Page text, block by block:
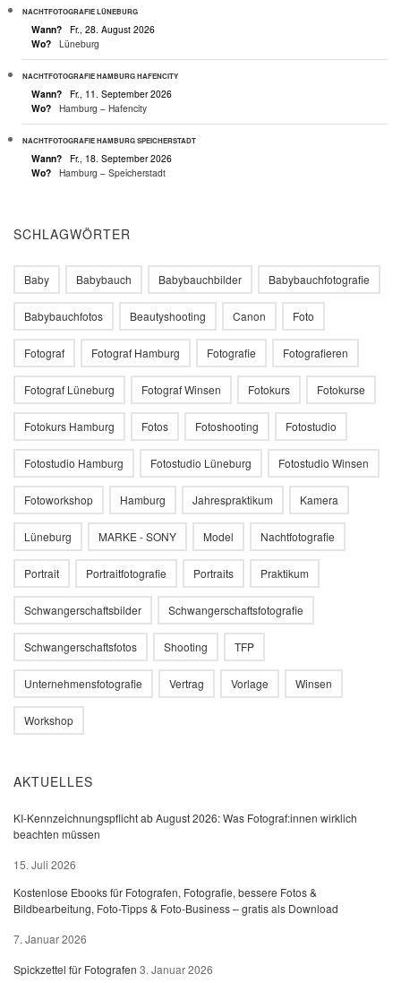
NACHTFOTOGRAFIE LÜNEBURG
Wann?
Fr., 28. August 2026
Wo?
Lüneburg
NACHTFOTOGRAFIE HAMBURG HAFENCITY
Wann?
Fr., 11. September 2026
Wo?
Hamburg – Hafencity
NACHTFOTOGRAFIE HAMBURG SPEICHERSTADT
Wann?
Fr., 18. September 2026
Wo?
Hamburg – Speicherstadt
SCHLAGWÖRTER
Baby Babybauch Babybauchbilder Babybauchfotografie
Babybauchfotos Beautyshooting Canon Foto
Fotograf Fotograf Hamburg Fotografie Fotografieren
Fotograf Lüneburg Fotograf Winsen Fotokurs Fotokurse
Fotokurs Hamburg Fotos Fotoshooting Fotostudio
Fotostudio Hamburg Fotostudio Lüneburg Fotostudio Winsen
Fotoworkshop Hamburg Jahrespraktikum Kamera
Lüneburg MARKE - SONY Model Nachtfotografie
Portrait Portraitfotografie Portraits Praktikum
Schwangerschaftsbilder Schwangerschaftsfotografie
Schwangerschaftsfotos Shooting TFP
Unternehmensfotografie Vertrag Vorlage Winsen
Workshop
AKTUELLES
KI-Kennzeichnungspflicht ab August 2026: Was Fotograf:innen wirklich
beachten müssen
15. Juli 2026
Kostenlose Ebooks für Fotografen, Fotografie, bessere Fotos &
Bildbearbeitung, Foto-Tipps & Foto-Business – gratis als Download
7. Januar 2026
Spickzettel für Fotografen 3. Januar 2026